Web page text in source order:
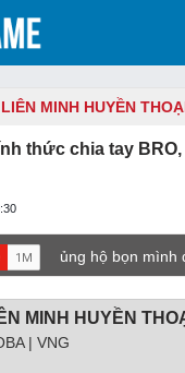
LIÊN MINH HUYỀN
thức chia tay
ủng hộ bọn mình
MINH HUYỀN
| VNG